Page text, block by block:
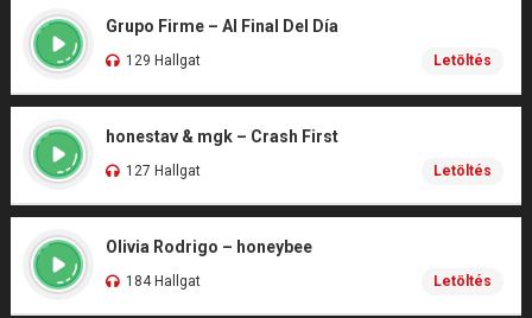
Grupo Firme – Al Final Del Día
129 Hallgat Letöltés
honestav & mgk – Crash First
127 Hallgat Letöltés
Olivia Rodrigo – honeybee
184 Hallgat Letöltés